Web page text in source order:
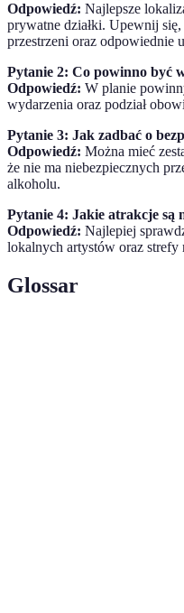
Odpowiedź: Najlepsze
prywatne działki. Upewnij
przestrzeni oraz odpowiednie
Pytanie 2: Co powinno być
Odpowiedź: W planie
wydarzenia oraz podział
Pytanie 3: Jak zadbać o
Odpowiedź: Można mieć
że nie ma niebezpiecznych
alkoholu.
Pytanie 4: Jakie atrakcje są
Odpowiedź: Najlepiej
lokalnych artystów oraz strefy
Glossar